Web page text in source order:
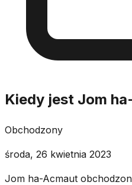
Kiedy jest Jom
Obchodzony
środa, 26 kwietnia 2023
Jom ha-Acmaut